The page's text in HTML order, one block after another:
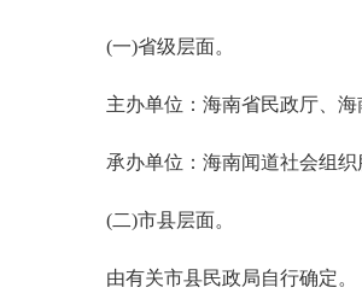
(一)省级层面。
主办单位：海南省民政厅、
承办单位：海南闻道社会组
(二)市县层面。
由有关市县民政局自行确定。